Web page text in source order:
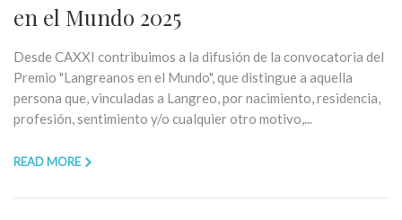
en el Mundo 2025
Desde CAXXI contribuimos a la difusión de la convocatoria del
Premio "Langreanos en el Mundo", que distingue a aquella
persona que, vinculadas a Langreo, por nacimiento, residencia,
profesión, sentimiento y/o cualquier otro motivo,...
READ MORE